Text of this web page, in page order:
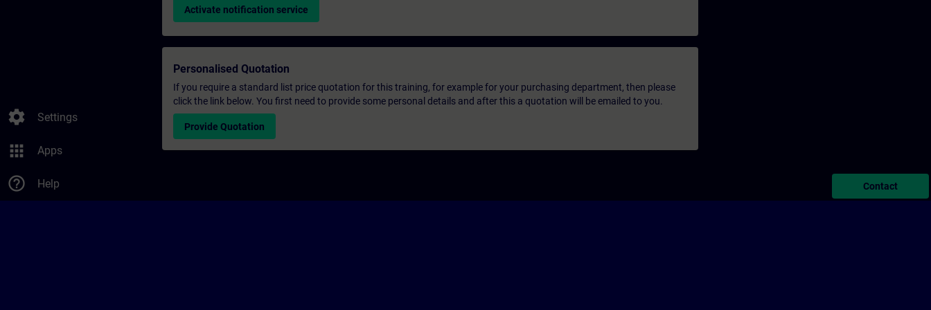
settings Settings
apps Apps
help_outline Help
Activate notification service
Personalised Quotation
If you require a standard list price quotation for this training, for example for your purchasing department, then please
click the link below. You first need to provide some personal details and after this a quotation will be emailed to you.
Provide Quotation
Contact